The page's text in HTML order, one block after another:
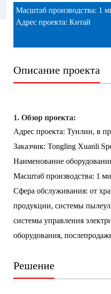
Масштаб производства: 1
Адрес проекта: Китай
Описание проекта
1. Обзор проекта:
Адрес проекта: Тунлин, в
Заказчик: Tongling Xuanli
Наименование
Масштаб производства: 1
Сфера обслуживания: от
продукции, системы
системы управления
оборудования,
Решение